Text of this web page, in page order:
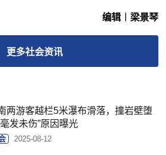
编辑︱梁景琴
更多社会资讯
两游客越栏5米瀑布滑落，撞岩壁堕
毫发未伤”原因曝光
2025-08-12